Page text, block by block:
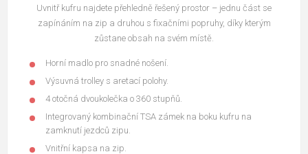
Uvnitř kufru najdete přehledně řešený prostor – jednu část se
zapínáním na zip a druhou s fixačními popruhy, díky kterým
zůstane obsah na svém místě.
Horní madlo pro snadné nošení.
Výsuvná trolley s aretací polohy.
4 otočná dvoukolečka o 360 stupňů.
Integrovaný kombinační TSA zámek na boku kufru na
zamknutí jezdců zipu.
Vnitřní kapsa na zip.